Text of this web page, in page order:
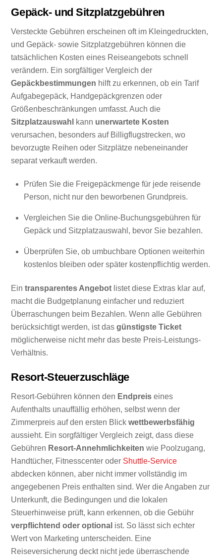
Gepäck- und Sitzplatzgebühren
Versteckte Gebühren erscheinen oft im Kleingedruckten,
und Gepäck- sowie Sitzplatzgebühren können die
tatsächlichen Kosten eines Reiseangebots schnell
verändern. Ein sorgfältiger Vergleich der
Gepäckbestimmungen hilft zu erkennen, ob ein Tarif
Aufgabegepäck, Handgepäckgrenzen oder
Größenbeschränkungen umfasst. Auch die
Sitzplatzauswahl
kann unerwartete Kosten
verursachen, besonders auf Billigflugstrecken, wo
bevorzugte Reihen oder Sitzplätze nebeneinander
separat verkauft werden.
Prüfen Sie die Freigepäckmenge für jede reisende
Person, nicht nur den beworbenen Grundpreis.
Vergleichen Sie die Online-Buchungsgebühren für
Gepäck und Sitzplatzauswahl, bevor Sie bezahlen.
Überprüfen Sie, ob umbuchbare Optionen weiterhin
kostenlos bleiben oder später kostenpflichtig werden.
Eintransparentes Angebot listet diese Extras klar auf,
macht die Budgetplanung einfacher und reduziert
Überraschungen beim Bezahlen. Wenn alle Gebühren
berücksichtigt werden, ist dasgünstigste Ticket
möglicherweise nicht mehr das beste Preis-Leistungs-
Verhältnis.
Resort-Steuerzuschläge
Resort-Gebühren können den Endpreis eines
Aufenthalts unauffällig erhöhen, selbst wenn der
Zimmerpreis auf den ersten Blickwettbewerbsfähig
aussieht. Ein sorgfältiger Vergleich zeigt, dass diese
Gebühren Resort-Annehmlichkeiten wie Poolzugang,
Handtücher, Fitnesscenter oder Shuttle-Service
abdecken können, aber nicht immer vollständig im
angegebenen Preis enthalten sind. Wer die Angaben zur
Unterkunft, die Bedingungen und die lokalen
Steuerhinweise prüft, kann erkennen, ob die Gebühr
verpflichtend oder optional ist. So lässt sich echter
Wert von Marketing unterscheiden. Eine
Reiseversicherung deckt nicht jede überraschende